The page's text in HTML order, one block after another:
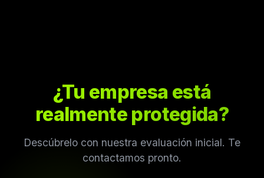
¿Tu empresa está
realmente protegida?
Descúbrelo con nuestra evaluación inicial. Te
contactamos pronto.